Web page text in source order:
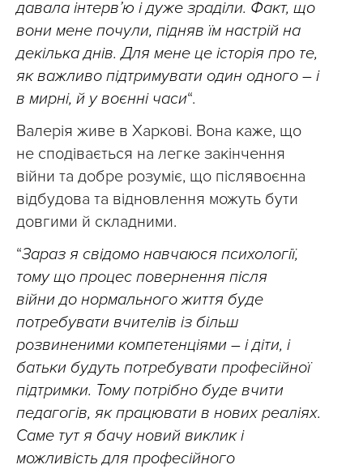
давала інтерв’ю і дуже зраділи. Факт, що
вони мене почули, підняв їм настрій на
декілька днів. Для мене це історія про те,
як важливо підтримувати один одного – і
в мирні, й у воєнні часи“.
Валерія живе в Харкові. Вона каже, що
не сподівається на легке закінчення
війни та добре розуміє, що післявоєнна
відбудова та відновлення можуть бути
довгими й складними.
“Зараз я свідомо навчаюся психології,
тому що процес повернення після
війни до нормального життя буде
потребувати вчителів із більш
розвиненими компетенціями – і діти, і
батьки будуть потребувати професійної
підтримки. Тому потрібно буде вчити
педагогів, як працювати в нових реаліях.
Саме тут я бачу новий виклик і
можливість для професійного